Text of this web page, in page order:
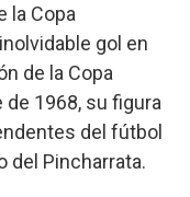
la Copa
gol en
de la Copa
1968, su figura
del fútbol
del Pincharrata.